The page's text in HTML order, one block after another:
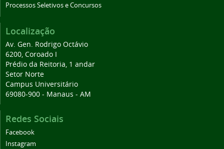
Processos Seletivos e Concursos
Localização
Av. Gen. Rodrigo Octávio
6200, Coroado I
Prédio da Reitoria, 1 andar
Setor Norte
Campus Universitário
69080-900 - Manaus - AM
Redes Sociais
Facebook
Instagram